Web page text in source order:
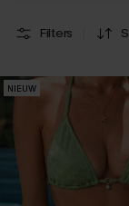
Filters
NIEUW